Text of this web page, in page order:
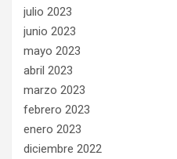
julio 2023
junio 2023
mayo 2023
abril 2023
marzo 2023
febrero 2023
enero 2023
diciembre 2022